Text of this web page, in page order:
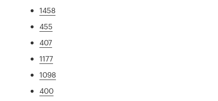
1458
455
407
1177
1098
400